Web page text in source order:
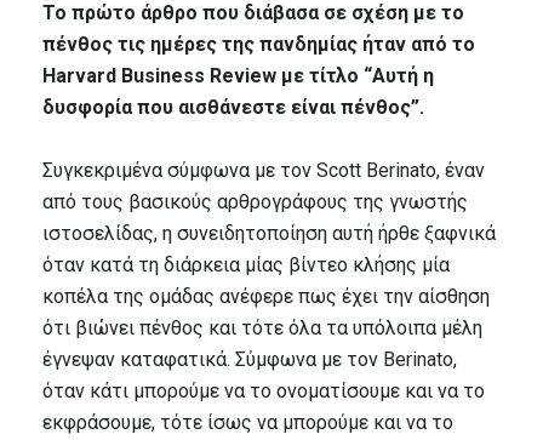
Το πρώτο άρθρο που διάβασα σε σχέση με το
πένθος τις ημέρες της πανδημίας ήταν από το
Harvard Business Review με τίτλο “Αυτή η
δυσφορία που αισθάνεστε είναι πένθος”.
Συγκεκριμένα σύμφωνα με τον Scott Berinato, έναν
από τους βασικούς αρθρογράφους της γνωστής
ιστοσελίδας, η συνειδητοποίηση αυτή ήρθε ξαφνικά
όταν κατά τη διάρκεια μίας βίντεο κλήσης μία
κοπέλα της ομάδας ανέφερε πως έχει την αίσθηση
ότι βιώνει πένθος και τότε όλα τα υπόλοιπα μέλη
έγνεψαν καταφατικά. Σύμφωνα με τον Berinato,
όταν κάτι μπορούμε να το ονοματίσουμε και να το
εκφράσουμε, τότε ίσως να μπορούμε και να το